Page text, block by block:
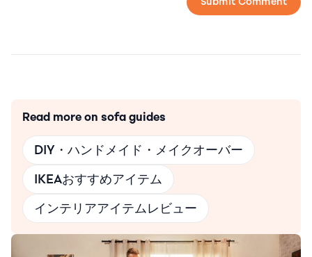
Read more on sofa guides
DIY・ハンドメイド・メイクオーバー
IKEAおすすめアイテム
インテリアアイテムレビュー